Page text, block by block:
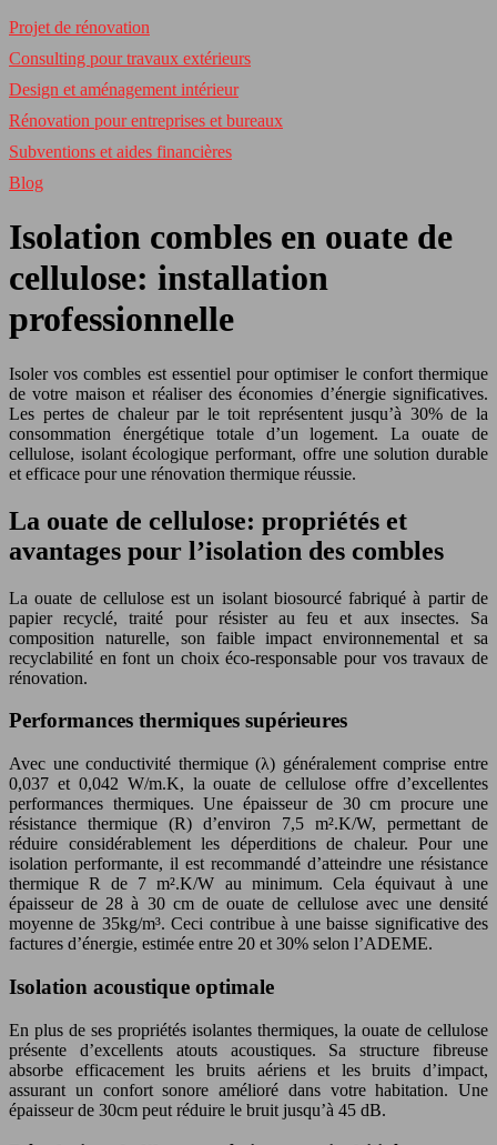
Projet de rénovation
Consulting pour travaux extérieurs
Design et aménagement intérieur
Rénovation pour entreprises et bureaux
Subventions et aides financières
Blog
Isolation combles en ouate de
cellulose: installation
professionnelle
Isoler vos combles est essentiel pour optimiser le confort thermique
de votre maison et réaliser des économies d’énergie significatives.
Les pertes de chaleur par le toit représentent jusqu’à 30% de la
consommation énergétique totale d’un logement. La ouate de
cellulose, isolant écologique performant, offre une solution durable
et efficace pour une rénovation thermique réussie.
La ouate de cellulose: propriétés et
avantages pour l’isolation des combles
La ouate de cellulose est un isolant biosourcé fabriqué à partir de
papier recyclé, traité pour résister au feu et aux insectes. Sa
composition naturelle, son faible impact environnemental et sa
recyclabilité en font un choix éco-responsable pour vos travaux de
rénovation.
Performances thermiques supérieures
Avec une conductivité thermique (λ) généralement comprise entre
0,037 et 0,042 W/m.K, la ouate de cellulose offre d’excellentes
performances thermiques. Une épaisseur de 30 cm procure une
résistance thermique (R) d’environ 7,5 m².K/W, permettant de
réduire considérablement les déperditions de chaleur. Pour une
isolation performante, il est recommandé d’atteindre une résistance
thermique R de 7 m².K/W au minimum. Cela équivaut à une
épaisseur de 28 à 30 cm de ouate de cellulose avec une densité
moyenne de 35kg/m³. Ceci contribue à une baisse significative des
factures d’énergie, estimée entre 20 et 30% selon l’ADEME.
Isolation acoustique optimale
En plus de ses propriétés isolantes thermiques, la ouate de cellulose
présente d’excellents atouts acoustiques. Sa structure fibreuse
absorbe efficacement les bruits aériens et les bruits d’impact,
assurant un confort sonore amélioré dans votre habitation. Une
épaisseur de 30cm peut réduire le bruit jusqu’à 45 dB.